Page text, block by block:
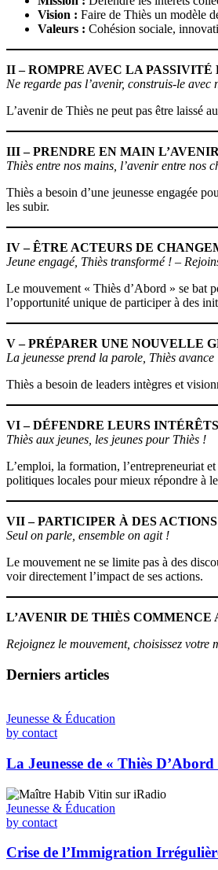
Vision : Faire de Thiès un modèle
Valeurs : Cohésion sociale,
II – ROMPRE AVEC LA PASSIVITÉ
Ne regarde pas l’avenir, construis-le avec
L’avenir de Thiès ne peut pas être laissé
III – PRENDRE EN MAIN
Thiès entre nos mains, l’avenir entre nos
Thiès a besoin d’une jeunesse engagée
les subir.
IV – ÊTRE ACTEURS DE
Jeune engagé, Thiès transformé ! –
Le mouvement « Thiès d’Abord » se bat
l’opportunité unique de participer à des
V – PRÉPARER UNE NOUVELLE
La jeunesse prend la parole, Thiès avance
Thiès a besoin de leaders intègres et
VI – DÉFENDRE LEURS
Thiès aux jeunes, les jeunes pour Thiès !
L’emploi, la formation, l’entrepreneuriat
politiques locales pour mieux répondre à
VII – PARTICIPER À DES
Seul on parle, ensemble on agit !
Le mouvement ne se limite pas à des
voir directement l’impact de ses actions.
L’AVENIR DE THIÈS COMMENCE
Rejoignez le mouvement, choisissez
Derniers articles
Jeunesse & Éducation
by contact
La Jeunesse de « Thiès
Jeunesse & Éducation
by contact
Crise de l’Immigration